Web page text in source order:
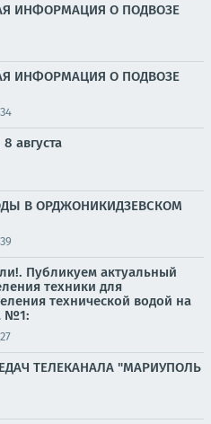
ИНФОРМАЦИЯ О ПОДВОЗЕ
ИНФОРМАЦИЯ О ПОДВОЗЕ
августа
В ОРДЖОНИКИДЗЕВСКОМ
Публикуем актуальный
техники для
технической водой на
№1:
ТЕЛЕКАНАЛА "МАРИУПОЛЬ